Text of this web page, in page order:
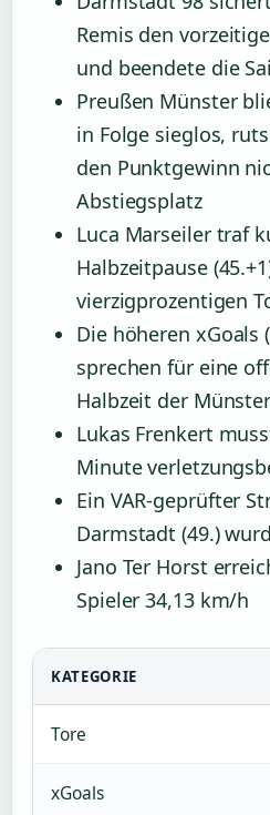
Remis den
und beendete die
Preußen Münster
in Folge sieglos,
den Punktgewinn
Abstiegsplatz
Luca Marseiler traf
Halbzeitpause
vierzigprozentigen
Die höheren xGoals
sprechen für eine
Halbzeit der
Lukas Frenkert
Minute
Ein VAR-geprüfter
Darmstadt (49.)
Jano Ter Horst
Spieler 34,13 km/h
KATEGORIE
Tore
xGoals